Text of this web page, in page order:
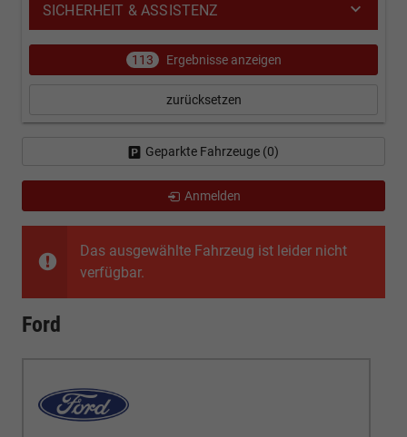
Das ausgewählte Fahrzeug ist leider nicht
verfügbar.
Ford
SICHERHEIT & ASSISTENZ
113 Ergebnisse anzeigen
zurücksetzen
Geparkte Fahrzeuge (0)
Anmelden